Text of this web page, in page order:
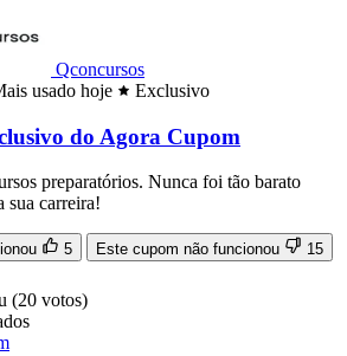
Qconcursos
usado hoje Exclusivo
do Agora Cupom
preparatórios. Nunca foi tão barato
sua carreira!
5 Este cupom não funcionou 15
(20 votos)